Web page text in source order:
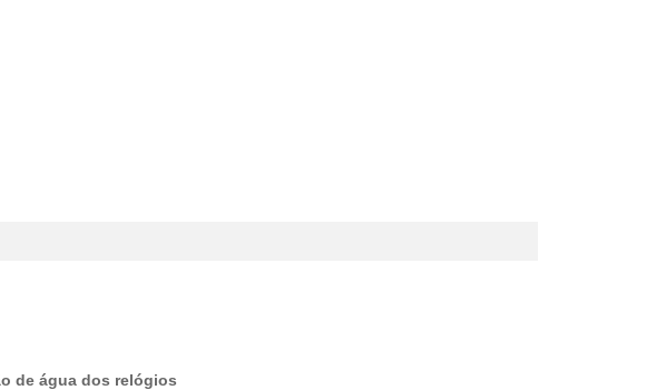
de água dos relógios